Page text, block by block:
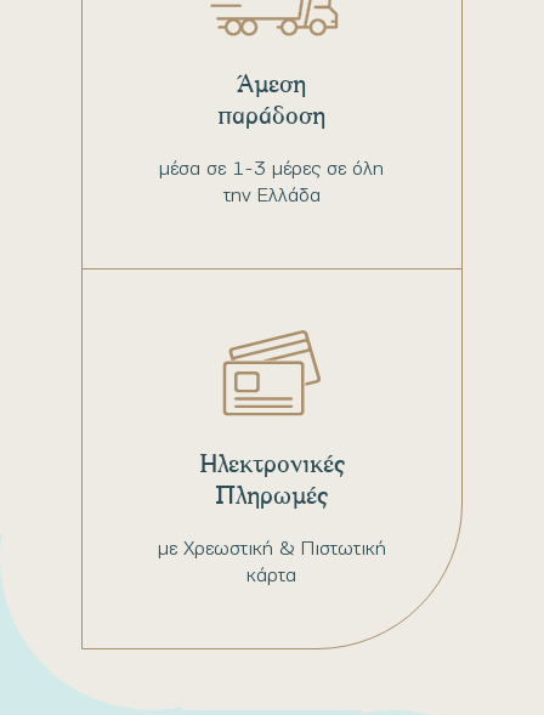
μέσα σε 1-3 μέρες σε όλη
την Ελλάδα
Άμεση
παράδοση
με Χρεωστική & Πιστωτική
κάρτα
Ηλεκτρονικές
Πληρωμές